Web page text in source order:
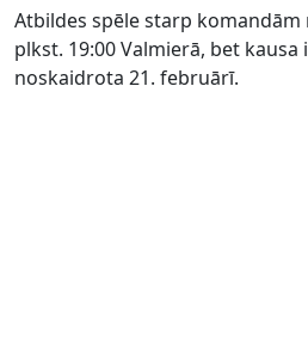
Atbildes spēle starp komandām
plkst. 19:00 Valmierā, bet kausa
noskaidrota 21. februārī.